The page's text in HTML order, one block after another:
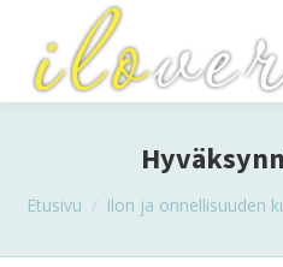
You are here:
Etusivu Ilon ja onnellisuuden